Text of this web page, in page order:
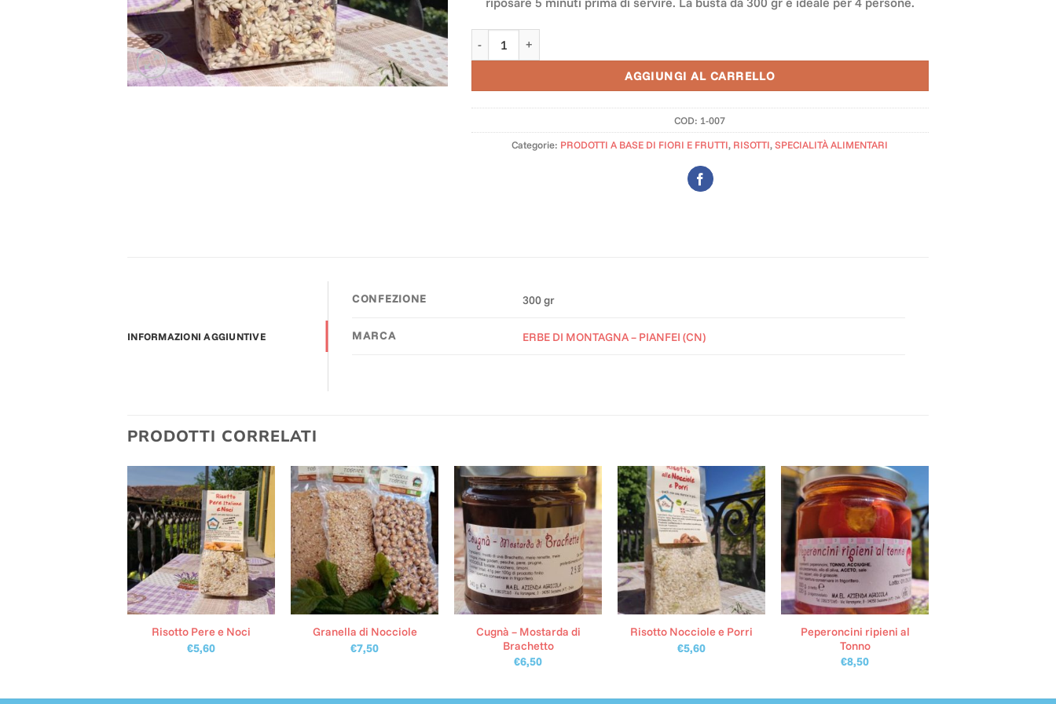
AGGIUNGI AL CARRELLO
COD: 1-007
Categorie: PRODOTTI A BASE DI FIORI E FRUTTI, RISOTTI,SPECIALITÀ ALIMENTARI
INFORMAZIONI AGGIUNTIVE
CONFEZIONE 300 gr
MARCA ERBE DI MONTAGNA – PIANFEI (CN)
PRODOTTI CORRELATI
Risotto Pere e Noci
€5,60
Granella di Nocciole
€7,50
Cugnà – Mostarda di
Brachetto
€6,50
Risotto Nocciole e Porri
€5,60
Peperoncini ripieni al
Tonno
€8,50